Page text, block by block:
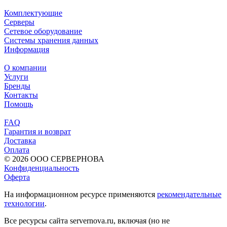
Комплектующие
Серверы
Сетевое оборудование
Системы хранения данных
Информация
О компании
Услуги
Бренды
Контакты
Помощь
FAQ
Гарантия и возврат
Доставка
Оплата
© 2026 ООО СЕРВЕРНОВА
Конфиденциальность
Оферта
На информационном ресурсе применяются рекомендательные
технологии.
Все ресурсы сайта servernova.ru, включая (но не